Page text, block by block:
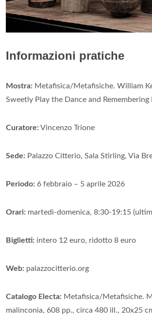
Informazioni pratiche
Mostra: Metafisica/Metafisiche. William
Sweetly Play the Dance and
Curatore: Vincenzo Trione
Sede: Palazzo Citterio, Sala Stirling, Via
Periodo: 6 febbraio – 5 aprile 2026
Orari: martedì-domenica, 8:30-19:15
Biglietti: intero 12 euro, ridotto 8 euro
Web: palazzocitterio.org
Catalogo Electa: Metafisica/Metafisiche.
malinconia, 608 pp., circa 480 ill., 20x25